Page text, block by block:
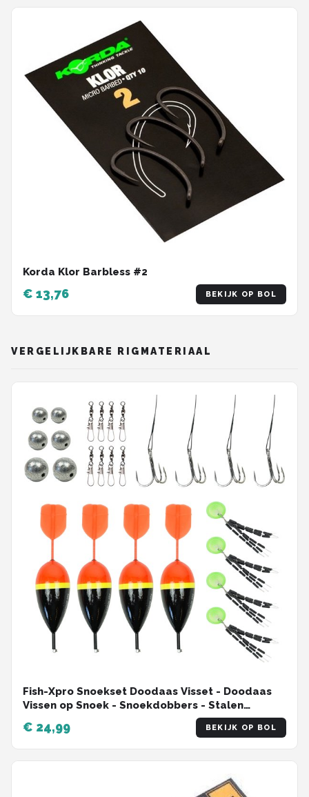
Korda Klor Barbless #2
€ 13,76 BEKIJK OP BOL
VERGELIJKBARE RIGMATERIAAL
Fish-Xpro Snoekset Doodaas Visset - Doodaas
Vissen op Snoek - Snoekdobbers - Stalen
€ 24,99 BEKIJK OP BOL